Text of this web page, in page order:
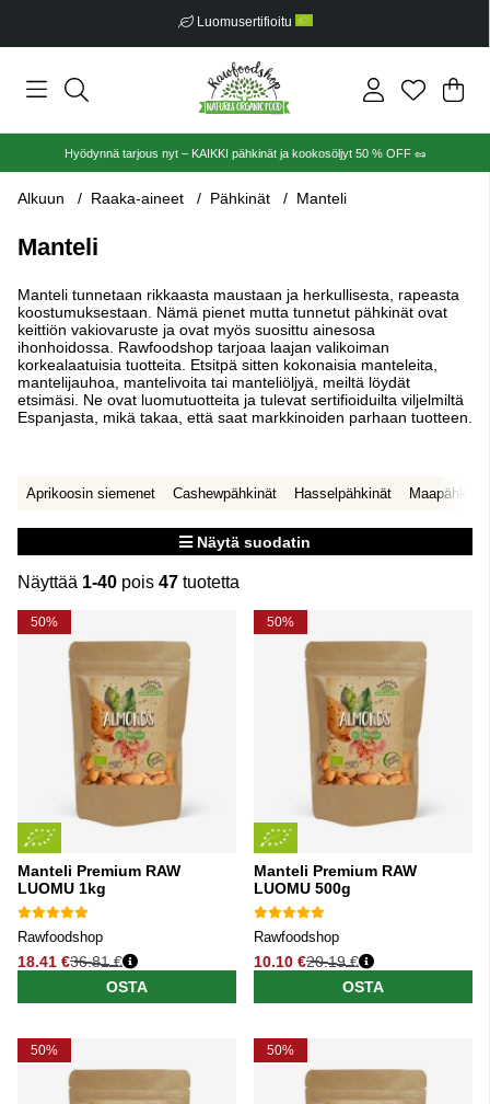
Ilmainen toimitus alkaen €30
.
Hyödynnä tarjous nyt – KAIKKI pähkinät ja kookosöljyt 50 % OFF 🥜
Alkuun Raaka-aineet Pähkinät Manteli
Manteli
Manteli tunnetaan rikkaasta maustaan ja herkullisesta, rapeasta
koostumuksestaan. Nämä pienet mutta tunnetut pähkinät ovat
keittiön vakiovaruste ja ovat myös suosittu ainesosa
ihonhoidossa. Rawfoodshop tarjoaa laajan valikoiman
korkealaatuisia tuotteita. Etsitpä sitten kokonaisia manteleita,
mantelijauhoa, mantelivoita tai manteliöljyä, meiltä löydät
etsimäsi. Ne ovat luomutuotteita ja tulevat sertifioiduilta viljelmiltä
Espanjasta, mikä takaa, että saat markkinoiden parhaan tuotteen.
Aprikoosin siemenet Cashewpähkinät Hasselpähkinät Maapähkinät
Näytä suodatin
Näyttää 1-40 pois 47 tuotetta
Tuotteet
50%
Manteli Premium RAW
LUOMU 1kg
Rawfoodshop
18.41 €
Normaali hinta
36.81 €
OSTA
50%
Manteli Premium RAW
LUOMU 500g
Rawfoodshop
10.10 €
Normaali hinta
20.19 €
OSTA
50% 50%